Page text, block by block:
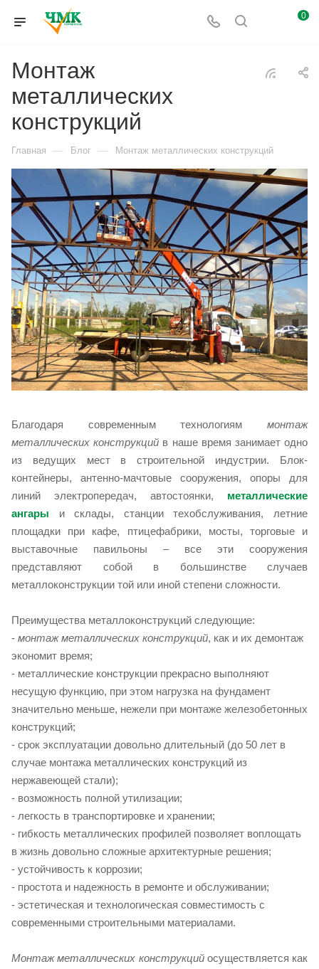
0
Монтаж
металлических
конструкций
Главная — Блог — Монтаж металлических конструкций
Благодаря современным технологиям монтаж
металлических конструкций в наше время занимает одно
из ведущих мест в строительной индустрии. Блок-
контейнеры, антенно-мачтовые сооружения, опоры для
линий электропередач, автостоянки, металлические
ангары и склады, станции техобслуживания, летние
площадки при кафе, птицефабрики, мосты, торговые и
выставочные павильоны – все эти сооружения
представляют собой в большинстве случаев
металлоконструкции той или иной степени сложности.
Преимущества металлоконструкций следующие:
- монтаж металлических конструкций, как и их демонтаж
экономит время;
- металлические конструкции прекрасно выполняют
несущую функцию, при этом нагрузка на фундамент
значительно меньше, нежели при монтаже железобетонных
конструкций;
- срок эксплуатации довольно длительный (до 50 лет в
случае монтажа металлических конструкций из
нержавеющей стали);
- возможность полной утилизации;
- легкость в транспортировке и хранении;
- гибкость металлических профилей позволяет воплощать
в жизнь довольно сложные архитектурные решения;
- устойчивость к коррозии;
- простота и надежность в ремонте и обслуживании;
- эстетическая и технологическая совместимость с
современными строительными материалами.
Монтаж металлических конструкцийосуществляется как